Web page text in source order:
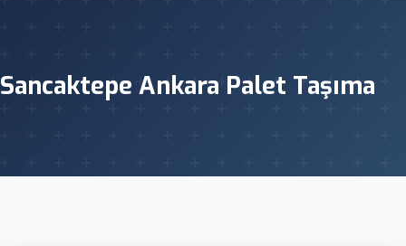
Sancaktepe Ankara Palet Taşıma